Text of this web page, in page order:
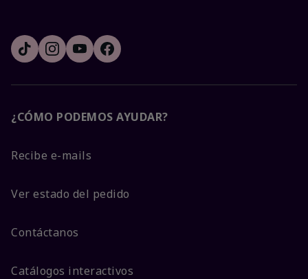
¿CÓMO PODEMOS AYUDAR?
Recibe e-mails
Ver estado del pedido
Contáctanos
Catálogos interactivos